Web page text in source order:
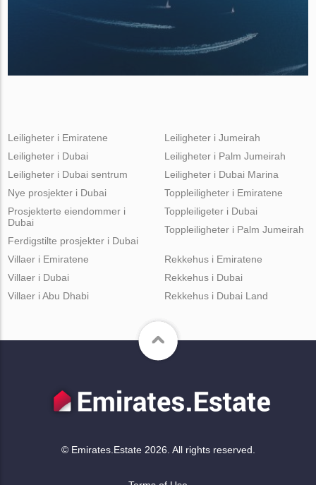
Leiligheter i Emiratene
Leiligheter i Dubai
Leiligheter i Dubai sentrum
Leiligheter i Jumeirah
Leiligheter i Palm Jumeirah
Leiligheter i Dubai Marina
Nye prosjekter i Dubai
Prosjekterte eiendommer i
Dubai
Ferdigstilte prosjekter i Dubai
Toppleiligheter i Emiratene
Toppleiligeter i Dubai
Toppleiligheter i Palm Jumeirah
Villaer i Emiratene
Villaer i Dubai
Villaer i Abu Dhabi
Rekkehus i Emiratene
Rekkehus i Dubai
Rekkehus i Dubai Land
© Emirates.Estate 2026. All rights reserved.